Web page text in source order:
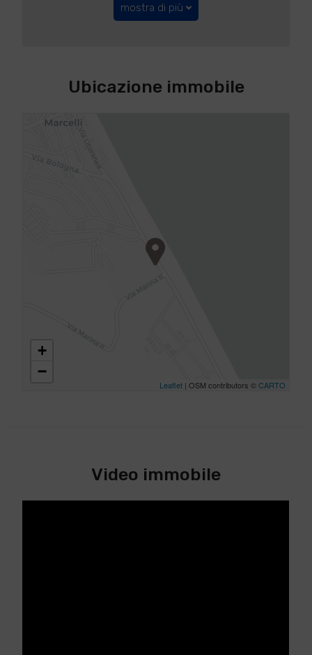
mostra di più
Ubicazione immobile
+
−
Leaflet| OSM contributors ©CARTO
Video immobile